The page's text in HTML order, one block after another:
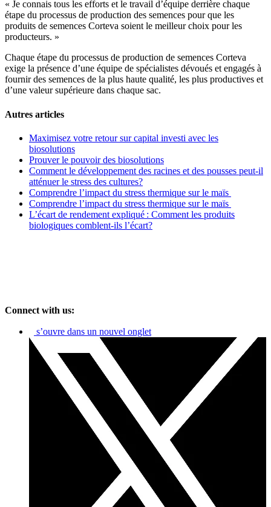
« Je connais tous les efforts et le travail d’équipe derrière chaque
étape du processus de production des semences pour que les
produits de semences Corteva soient le meilleur choix pour les
producteurs. »
Chaque étape du processus de production de semences Corteva
exige la présence d’une équipe de spécialistes dévoués et engagés à
fournir des semences de la plus haute qualité, les plus productives et
d’une valeur supérieure dans chaque sac.
Autres articles
Maximisez votre retour sur capital investi avec les
biosolutions
Prouver le pouvoir des biosolutions
Comment le développement des racines et des pousses peut-il
atténuer le stress des cultures?
Comprendre l’impact du stress thermique sur le maïs
Comprendre l’impact du stress thermique sur le maïs
L’écart de rendement expliqué : Comment les produits
biologiques comblent-ils l’écart?
Connect with us:
s’ouvre dans un nouvel onglet